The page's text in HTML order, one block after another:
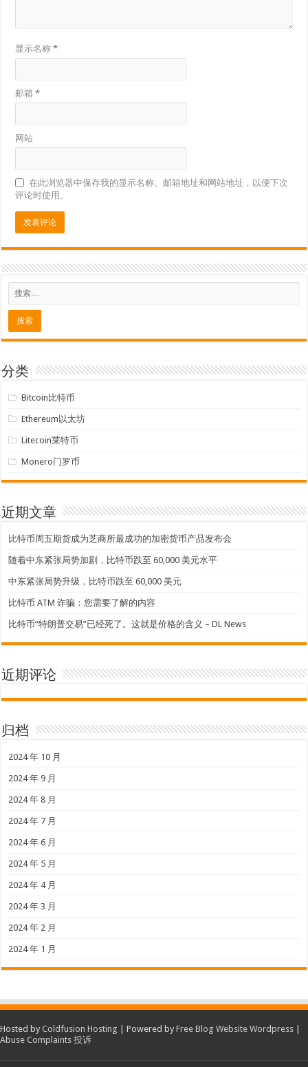
显示名称*
邮箱*
网站
在此浏览器中保存我的显示名称、邮箱地址和网站地址，以便下次
评论时使用。
分类
Bitcoin比特币
Ethereum以太坊
Litecoin莱特币
Monero门罗币
近期文章
比特币周五期货成为芝商所最成功的加密货币产品发布会
随着中东紧张局势加剧，比特币跌至 60,000 美元水平
中东紧张局势升级，比特币跌至 60,000 美元
比特币 ATM 诈骗：您需要了解的内容
比特币“特朗普交易”已经死了。这就是价格的含义 – DL News
近期评论
归档
2024 年 10 月
2024 年 9 月
2024 年 8 月
2024 年 7 月
2024 年 6 月
2024 年 5 月
2024 年 4 月
2024 年 3 月
2024 年 2 月
2024 年 1 月
Hosted by Coldfusion Hosting | Powered by Free Blog Website Wordpress
Abuse Complaints 投诉